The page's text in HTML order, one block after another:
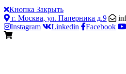
Кнопка Закрыть
г. Москва, ул. Паперника д.9
Instagram
Linkedin Facebook